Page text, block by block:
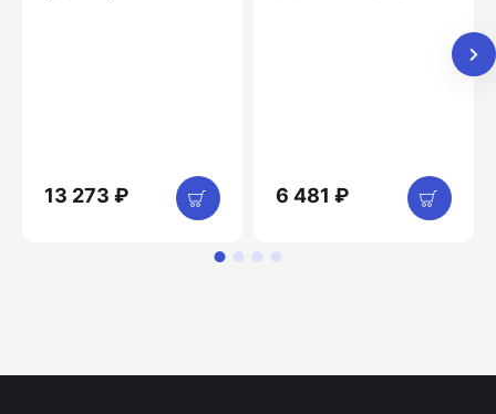
13 273 ₽ 6 481 ₽